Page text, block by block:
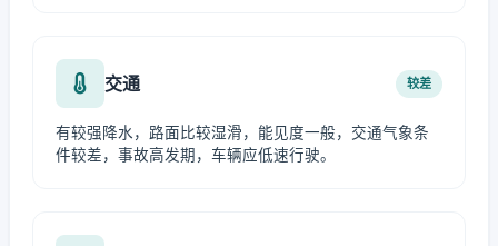
交通 较差
有较强降水，路面比较湿滑，能见度一般，交通气象条
件较差，事故高发期，车辆应低速行驶。